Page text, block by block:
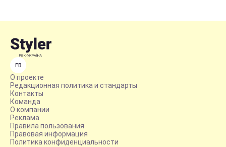
FB
О проекте
Редакционная политика и стандарты
Контакты
Команда
О компании
Реклама
Правила пользования
Правовая информация
Политика конфиденциальности